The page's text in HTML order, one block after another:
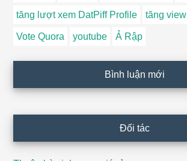
tăng lượt xem DatPiff Profile tăng view
Vote Quora youtube Ả Rập
Bình luận mới
Đối tác